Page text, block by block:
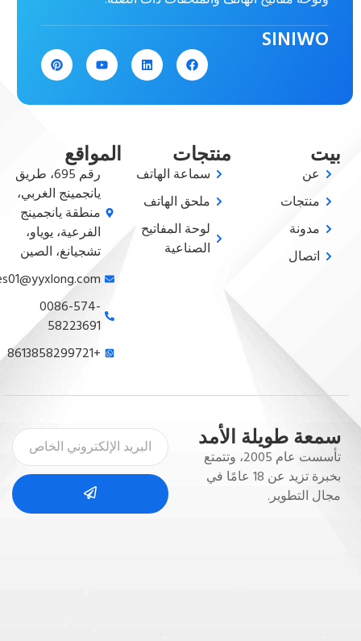
SINIWO
بيت
عن
منتجات
مدونة
اتصال
منتجات
سماعة الهاتف
ملحق الهاتف
لوحة المفاتيح
الصناعية
المواقع
رقم 695، طريق
يانجمينج الغربي،
منطقة يانجمينج
الفرعية، يوياو،
تشجيانغ، الصين
sales01@yyxlong.com
0086-574-
58223691
+8613858299721
سمعة طويلة الأمد
تأسست عام 2005، وتتمتع
بخبرة تزيد عن 18 عامًا في
مجال التطوير.